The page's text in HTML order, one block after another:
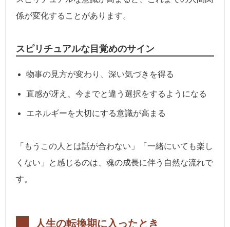
係が変化することがあります。
スピリチュアルな目覚めのサイン
物事の見方が変わり、深い気づきを得る
直感が冴え、今までと違う選択をするようになる
エネルギーを大切にする意識が高まる
「もうこの人とは話が合わない」「一緒にいても楽し
くない」と感じるのは、魂の成長に伴う自然な流れで
す。
人生の転換期に入ったとき